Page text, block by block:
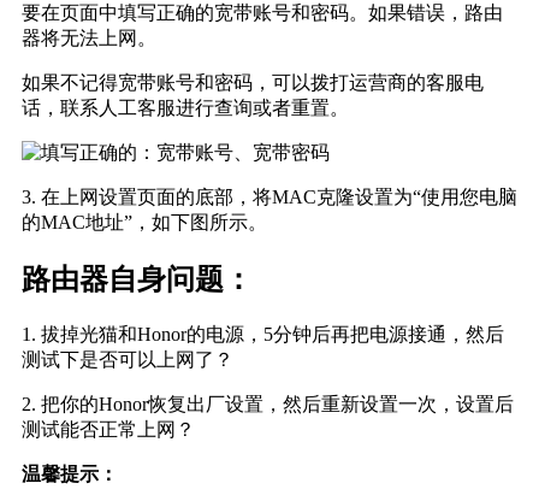
要在页面中填写正确的宽带账号和密码。如果错误，路由
器将无法上网。
如果不记得宽带账号和密码，可以拨打运营商的客服电
话，联系人工客服进行查询或者重置。
3. 在上网设置页面的底部，将MAC克隆设置为“使用您电脑
的MAC地址”，如下图所示。
路由器自身问题：
1. 拔掉光猫和Honor的电源，5分钟后再把电源接通，然后
测试下是否可以上网了？
2. 把你的Honor恢复出厂设置，然后重新设置一次，设置后
测试能否正常上网？
温馨提示：